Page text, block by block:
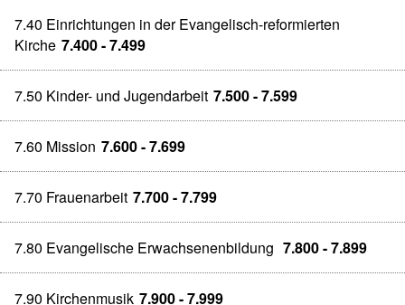
7.40 Einrichtungen in der Evangelisch-reformierten
Kirche 7.400 - 7.499
7.50 Kinder- und Jugendarbeit 7.500 - 7.599
7.60 Mission 7.600 - 7.699
7.70 Frauenarbeit 7.700 - 7.799
7.80 Evangelische Erwachsenenbildung 7.800 - 7.899
7.90 Kirchenmusik 7.900 - 7.999